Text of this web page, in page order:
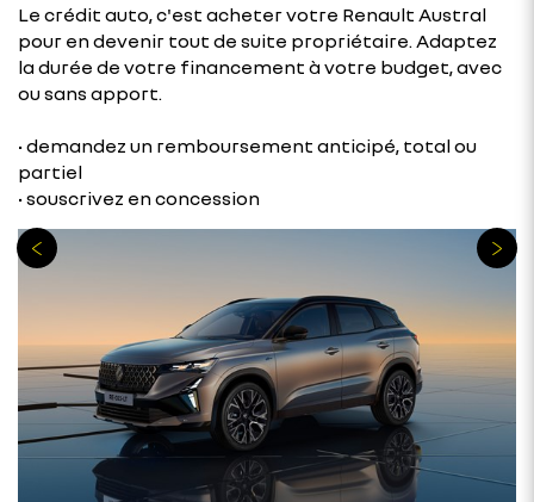
Le crédit auto, c'est acheter votre Renault Austral
pour en devenir tout de suite propriétaire. Adaptez
la durée de votre financement à votre budget, avec
ou sans apport.
• demandez un remboursement anticipé, total ou
partiel
• souscrivez en concession